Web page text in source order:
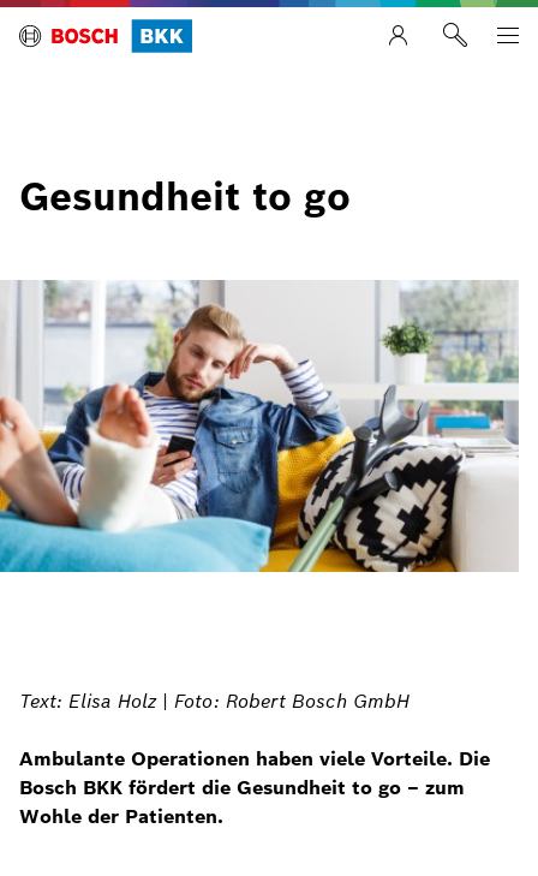
Gesundheit to go
Text: Elisa Holz | Foto: Robert Bosch GmbH
Ambulante Operationen haben viele Vorteile. Die
Bosch BKK fördert die Gesundheit to go – zum
Wohle der Patienten.